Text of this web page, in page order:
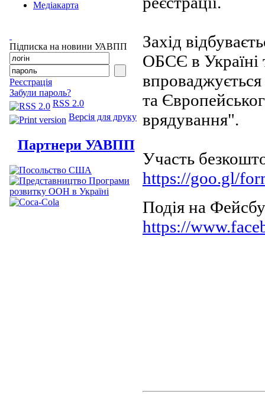
Медіакарта
Підписка на новини УАВПП
Реєстрація
Забули пароль?
RSS 2.0
Версія для друку
Партнери УАВПП
Захід
ОБСЄ в Україні
та
врядування".
Участь
https://goo.gl/
Подія на
https://